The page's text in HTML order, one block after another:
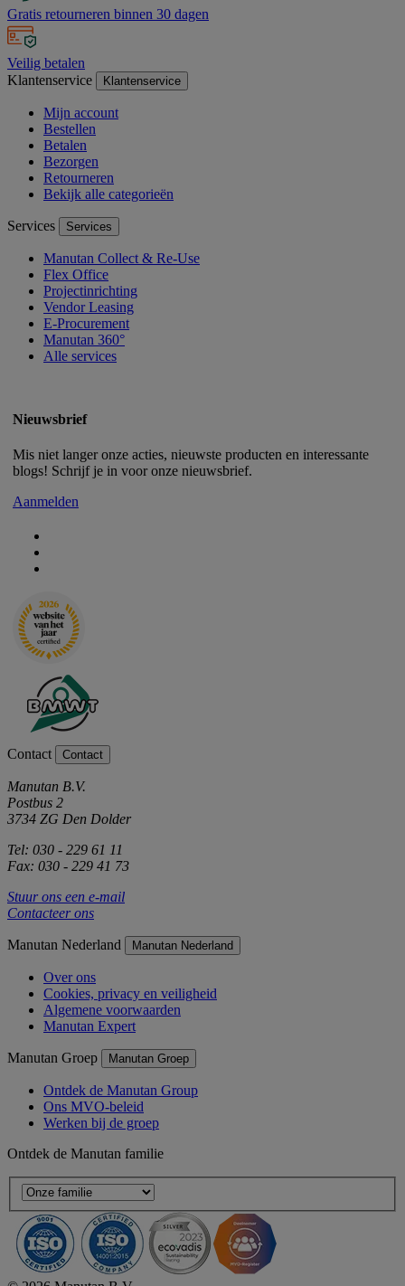
Gratis retourneren binnen 30 dagen
Veilig betalen
Klantenservice
Klantenservice
Mijn account
Bestellen
Betalen
Bezorgen
Retourneren
Bekijk alle categorieën
Services Services
Manutan Collect & Re-Use
Flex Office
Projectinrichting
Vendor Leasing
E-Procurement
Manutan 360°
Alle services
Nieuwsbrief
Mis niet langer onze acties, nieuwste producten en interessante
blogs! Schrijf je in voor onze nieuwsbrief.
Aanmelden
Contact Contact
Manutan B.V.
Postbus 2
3734 ZG Den Dolder
Tel: 030 - 229 61 11
Fax: 030 - 229 41 73
Stuur ons een e-mail
Contacteer ons
Manutan Nederland Manutan Nederland
Over ons
Cookies, privacy en veiligheid
Algemene voorwaarden
Manutan Expert
Manutan Groep Manutan Groep
Ontdek de Manutan Group
Ons MVO-beleid
Werken bij de groep
Ontdek de Manutan familie